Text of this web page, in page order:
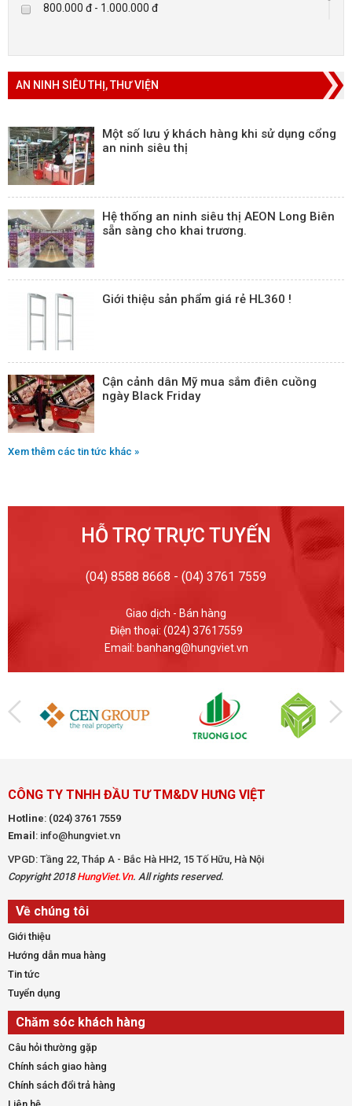
800.000 đ - 1.000.000 đ
AN NINH SIÊU THỊ, THƯ VIỆN
Một số lưu ý khách hàng khi sử dụng cổng
an ninh siêu thị
Hệ thống an ninh siêu thị AEON Long Biên
sẵn sàng cho khai trương.
Giới thiệu sản phẩm giá rẻ HL360 !
Cận cảnh dân Mỹ mua sắm điên cuồng
ngày Black Friday
Xem thêm các tin tức khác »
HỖ TRỢ TRỰC TUYẾN
(04) 8588 8668 - (04) 3761 7559
Giao dịch - Bán hàng
Điện thoại: (024) 37617559
Email: banhang@hungviet.vn
CÔNG TY TNHH ĐẦU TƯ TM&DV HƯNG VIỆT
Hotline: (024) 3761 7559
Email : info@hungviet.vn
VPGD: Tầng 22, Tháp A - Bắc Hà HH2, 15 Tố Hữu, Hà Nội
Copyright 2018HungViet.Vn. All rights reserved.
Về chúng tôi
Giới thiệu
Hướng dẫn mua hàng
Tin tức
Tuyển dụng
Chăm sóc khách hàng
Câu hỏi thường gặp
Chính sách giao hàng
Chính sách đổi trả hàng